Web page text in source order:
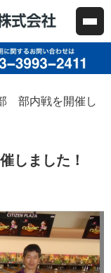
部内戦を開催し
しました！